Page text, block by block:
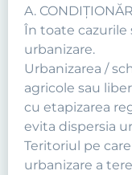
A.
În toate cazurile
urbanizare.
Urbanizarea /
agricole sau
cu etapizarea
evita dispersia
Teritoriul pe
urbanizare a